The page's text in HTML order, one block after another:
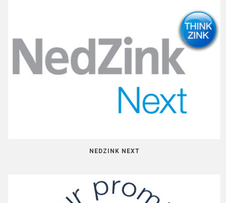
NEDZINK NEXT